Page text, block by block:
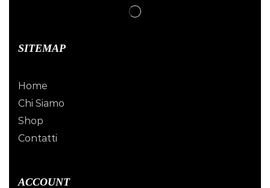
SITEMAP
Home
Chi Siamo
Shop
Contatti
ACCOUNT